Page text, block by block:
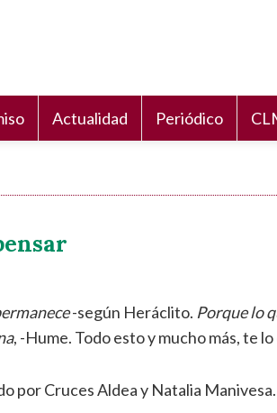
Actualidad Periódico
-según Heráclito. Porque lo
, -Hume. Todo esto y mucho más, te
por Cruces Aldea y Natalia Manivesa.